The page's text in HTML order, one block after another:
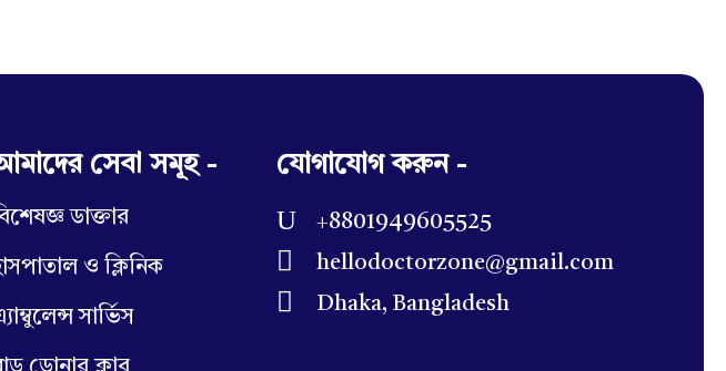
সেবা সমূহ -
ডাক্তার
ও ক্লিনিক
সার্ভিস
যোগাযোগ করুন -
+8801949605525
hellodoctorzone@gmail.com
Dhaka, Bangladesh